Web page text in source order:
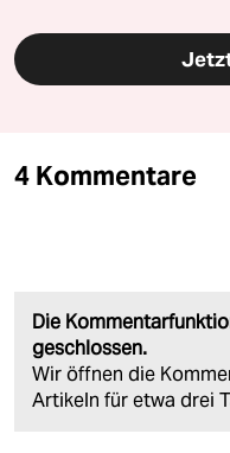
4 Kommentare
Die
geschlossen.
Wir öffnen die
Artikeln für etwa drei